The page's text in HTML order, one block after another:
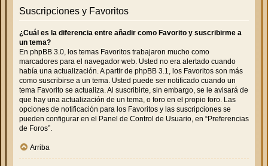
Suscripciones y Favoritos
¿Cuál es la diferencia entre añadir como Favorito y suscribirme a
un tema?
En phpBB 3.0, los temas Favoritos trabajaron mucho como
marcadores para el navegador web. Usted no era alertado cuando
había una actualización. A partir de phpBB 3.1, los Favoritos son más
como suscribirse a un tema. Usted puede ser notificado cuando un
tema Favorito se actualiza. Al suscribirte, sin embargo, se le avisará de
que hay una actualización de un tema, o foro en el propio foro. Las
opciones de notificación para los Favoritos y las suscripciones se
pueden configurar en el Panel de Control de Usuario, en “Preferencias
de Foros”.
Arriba